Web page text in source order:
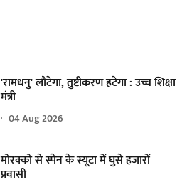
'रामधनु' लौटेगा, तुष्टीकरण हटेगा : उच्च शिक्षा
मंत्री
04 Aug 2026
मोरक्को से स्पेन के स्यूटा में घुसे हजारों
प्रवासी